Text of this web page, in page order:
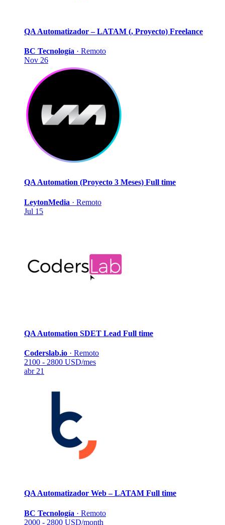
QA Automatizador – LATAM (, Proyecto) Freelance
BC Tecnología · Remoto
Nov 26
QA Automation (Proyecto 3 Meses) Full time
LeytonMedia · Remoto
Jul 15
QA Automation SDET Lead Full time
Coderslab.io · Remoto
2100 - 2800 USD/mes
abr 21
QA Automatizador Web – LATAM Full time
BC Tecnología · Remoto
2000 - 2800 USD/month